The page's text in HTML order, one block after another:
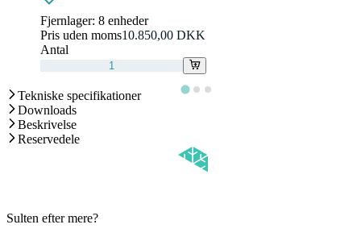
Fjernlager: 8 enheder
Pris uden moms10.850,00 DKK
Antal
Tekniske specifikationer
Downloads
Beskrivelse
Reservedele
Sulten efter mere?